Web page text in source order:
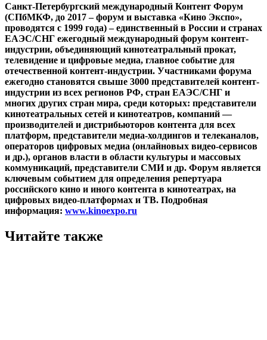
Санкт-Петербургский международный Контент Форум
(СПбМКФ, до 2017 – форум и выставка «Кино Экспо»,
проводятся с 1999 года) – единственный в России и странах
ЕАЭС/СНГ ежегодный международный форум контент-
индустрии, объединяющий кинотеатральный прокат,
телевидение и цифровые медиа, главное событие для
отечественной контент-индустрии. Участниками форума
ежегодно становятся свыше 3000 представителей контент-
индустрии из всех регионов РФ, стран ЕАЭС/СНГ и
многих других стран мира, среди которых: представители
кинотеатральных сетей и кинотеатров, компаний —
производителей и дистрибьюторов контента для всех
платформ, представители медиа-холдингов и телеканалов,
операторов цифровых медиа (онлайновых видео-сервисов
и др.), органов власти в области культуры и массовых
коммуникаций, представители СМИ и др. Форум является
ключевым событием для определения репертуара
российского кино и иного контента в кинотеатрах, на
цифровых видео-платформах и ТВ. Подробная
информация: www.kinoexpo.ru
Читайте также